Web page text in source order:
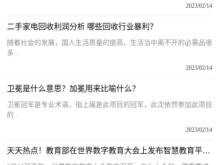
2023/02/14
二手家电回收利润分析 哪些回收行业暴利？
随着社会的发展，国人生活质量的提高，生活当中离不开的必需品很
多...
2023/02/14
卫冕是什么意思？加冕用来比喻什么？
卫冕冠军是专业术语，指上届是此项目的冠军，此次依然参加此项目
的...
2023/02/14
天天热点！教育部在世界数字教育大会上发布智慧教育平台标准规范